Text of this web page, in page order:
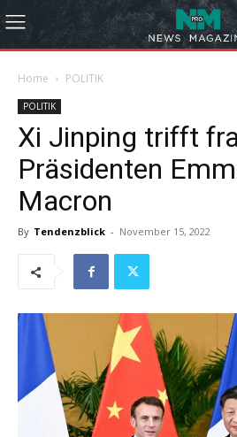
Home POLITIK
POLITIK
Xi Jinping trifft
Präsidenten
Macron
By Tendenzblick - November 15, 2022